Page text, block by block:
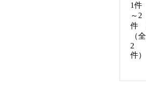
1件
～2
件
（全
2
件）